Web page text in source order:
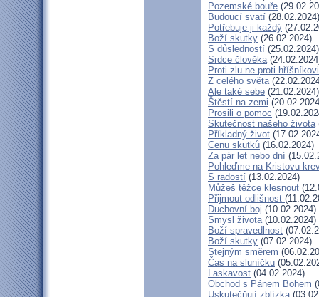
Pozemské bouře
Budoucí svatí (28.02.2024)
Potřebuje ji každý
Boží skutky (26.02.2024)
S důsledností (25.02.2024)
Srdce člověka
Proti zlu ne proti hříšníkovi
Z celého světa
Ale také sebe (21.02.2024)
Štěstí na zemi
Prosili o pomoc
Skutečnost našeho života
Příkladný život
Cenu skutků (16.02.2024)
Za pár let nebo dní
Pohleďme na Kristovu
S radostí (13.02.2024)
Můžeš těžce klesnout
Přijmout odlišnost
Duchovní boj (10.02.2024)
Smysl života(10.02.2024)
Boží spravedlnost
Boží skutky (07.02.2024)
Stejným směrem
Čas na sluníčku
Laskavost (04.02.2024)
Obchod s Pánem Bohem
Uskutečňují zblízka